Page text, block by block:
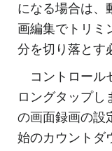
になる場合は、
画編集でトリミ
分を切り落と
コントロール
ロングタップし
の画面録画の設
始のカウントダ